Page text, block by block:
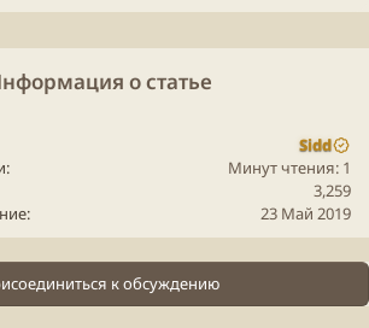
единую библиотеку.
часы в играх и покупки
и запускайте любую игру на PC
от платформы.
под себя
библиотеку под себя!
о статье
Sidd
Минут чтения: 1
3,259
23 Май 2019
к обсуждению